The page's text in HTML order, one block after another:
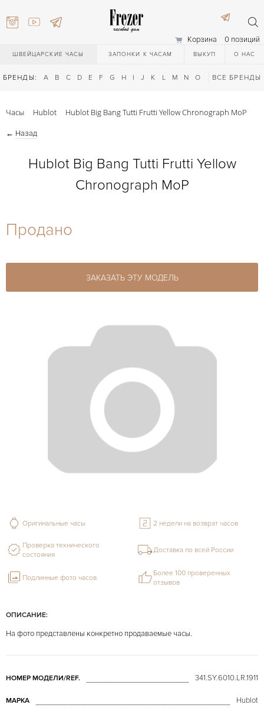
Корзина 0 позиций
ШВЕЙЦАРСКИЕ ЧАСЫ ЗАПОНКИ К ЧАСАМ ВЫКУП О НАС
БРЕНДЫ: A B C D E F G H I J K L M N O Q R S T
ВСЕ БРЕНДЫ
27-44
Часы Hublot Hublot Big Bang Tutti Frutti Yellow Chronograph MoP
← Назад
Hublot Big Bang Tutti Frutti Yellow
Chronograph MoP
Продано
ЗАКАЗАТЬ ЭТУ МОДЕЛЬ
ОПИСАНИЕ:
На фото представлены конкретно продаваемые часы.
НОМЕР МОДЕЛИ/REF. 341.SY.6010.LR.1911
МАРКА Hublot
Оригинальные часы 2 недели на возврат часов
Проверка технического
состояния
Доставка по всей России
Подлинные фото часов
Более 100 проверенных
отзывов